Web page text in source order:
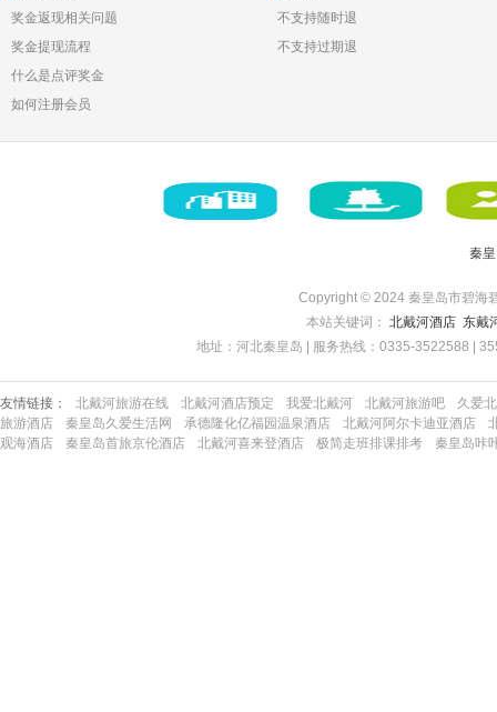
奖金返现相关问题
奖金提现流程
什么是点评奖金
如何注册会员
不支持随时退
不支持过期退
秦
Copyright © 2024 秦皇岛市碧海
本站关键词： 北戴河酒店 东戴
地址：河北秦皇岛 | 服务热线：0335-3522588 |
友情链接： 北戴河旅游在线 北戴河酒店预定 我爱北戴河 北戴河旅游吧
久爱
旅游酒店
秦皇岛久爱生活网 承德隆化亿福园温泉酒店 北戴河阿尔卡迪亚酒店
观海酒店
秦皇岛首旅京伦酒店 北戴河喜来登酒店 极简走班排课排考 秦皇岛咔